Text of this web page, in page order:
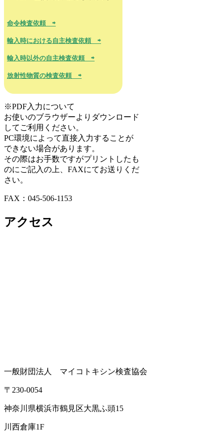
ョ
ン
命令検査依頼 ⇨
輸入時における自主検査依頼 ⇨
輸入時以外の自主検査依頼 ⇨
放射性物質の検査依頼 ⇨
※PDF入力について
お使いのブラウザーよりダウンロード
してご利用ください。
PC環境によって直接入力することが
できない場合があります。
その際はお手数ですがプリントしたも
のにご記入の上、FAXにてお送りくだ
さい。
FAX：045-506-1153
アクセス
一般財団法人 マイコトキシン検査協会
〒230-0054
神奈川県横浜市鶴見区大黒ふ頭15
川西倉庫1F